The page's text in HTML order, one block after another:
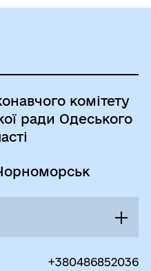
комітету
ради Одеського
- 17:00+380486852036